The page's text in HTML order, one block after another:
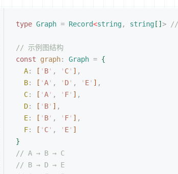
type Graph = Record<string, string [ ] > //
// 示例图结构
const graph: Graph = {
A: [ ' B' , ' C' ] ,
B: [ 'A' , ' D' , ' E' ] ,
C: [ 'A' , ' F' ] ,
D: [ ' B' ] ,
E: [ ' B' , ' F' ] ,
F: [ ' C' , ' E' ]
}
// A → B → C
// B → D → E